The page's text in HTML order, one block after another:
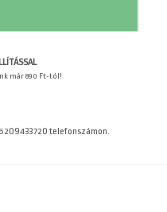
már 890 Ft-tól!
telefonszámon.